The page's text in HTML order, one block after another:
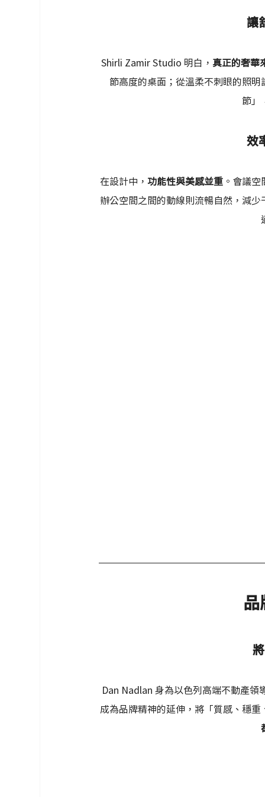
讓
Shirli Zamir Studio 明白， 真正的奢華
節高度的桌面；從溫柔不刺眼的照
節」
效
在設計中，功能性與美感並重 。會議
辦公空間之間的動線則流暢自然，減
Dan Nadlan 身為以色列高端不動產
成為品牌精神的延伸，將「質感、穩